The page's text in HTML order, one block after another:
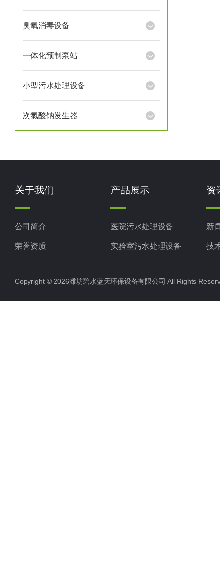
臭氧消毒设备
一体化预制泵站
小型污水处理设备
次氯酸钠发生器
关于我们
公司简介
荣誉资质
产品展示
医院污水处理设备
实验室污水处理设备
养殖污水处理设备
屠宰场污水处理设备
资
新
技
Copyright © 2026潍坊碧水蓝天环保设备有限公司 All Rights